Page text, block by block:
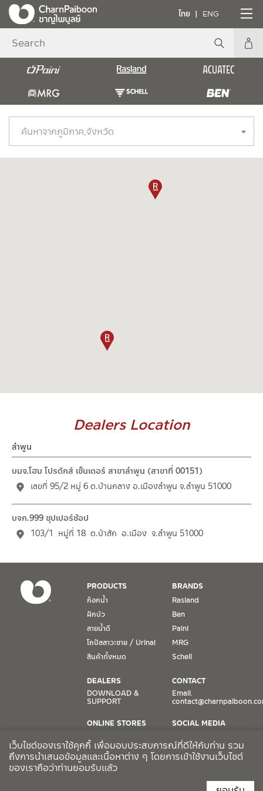
ไทย ENG
Dealers Location
ลำพูน
บมจ.โฮม โปรดักส์ เซ็นเตอร์ สาขาลำพูน (สาขาที่ 00151)
เลขที่ 95/2 หมู่ 6 ต.บ้านกลาง อ.เมืองลำพูน จ.ลำพูน 51000
บจก.999 ซุปเปอร์ช้อป
103/1 หมู่ที่ 18 ต.ป่าสัก อ.เมือง จ.ลำพูน 51000
ค้นหาจากภูมิภาค,จังหวัด
PRODUCTS
ก๊อกน้ำ
ฝักบัว
สายน้ำดี
โถปัสสาวะชาย / Urinal
สินค้าทั้งหมด
BRANDS
Rasland
Ben
Paini
MRG
Schell
DEALERS
DOWNLOAD &
SUPPORT
ONLINE STORES
Lazada
Shopee
CONTACT
Email.
SOCIAL MEDIA
TikTok
Facebook
เว็บไซต์ของเราใช้คุกกี้ เพื่อมอบประสบการณ์ที่ดีให้กับท่าน รวม
ถึงการนำเสนอข้อมูลและเนื้อหาต่าง ๆ โดยการเข้าใช้งานเว็บไซต์
ของเราถือว่าท่านยอมรับแล้ว